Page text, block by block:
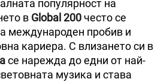
популярност на
в Global 200често се
международен пробив и
кариера. С влизането си в
се нарежда до едни от най-
музика и става